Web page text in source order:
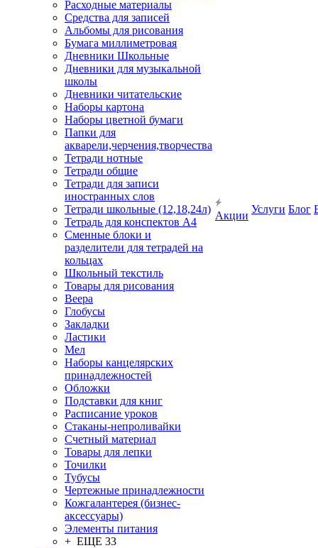
Расходные материалы
Средства для записей
Альбомы для рисования
Бумага миллиметровая
Дневники Школьные
Дневники для музыкальной
школы
Дневники читательские
Наборы картона
Наборы цветной бумаги
Папки для
акварели,черчения,творчества
Тетради нотные
Тетради общие
Тетради для записи
иностранных слов
Тетради школьные (12,18,24л)
Тетрадь для конспектов А4
Сменные блоки и
разделители для тетрадей на
кольцах
Школьный текстиль
Товары для рисования
Веера
Глобусы
Закладки
Ластики
Мел
Наборы канцелярских
принадлежностей
Обложки
Подставки для книг
Расписание уроков
Стаканы-непроливайки
Счетный материал
Товары для лепки
Точилки
Тубусы
Чертежные принадлежности
Кожгалантерея (бизнес-
аксессуары)
Элементы питания
+ ЕЩЕ 33
Акции
Услуги Блог